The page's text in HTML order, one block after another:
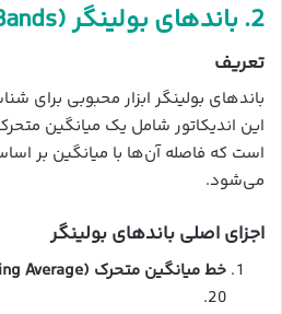
2. باندهای بولینگر (Bollinger Bands)
تعریف
باندهای بولینگر ابزار محبوبی برای
این اندیکاتور شامل یک میانگین
است که فاصله آن‌ها با میانگین بر
می‌شود.
اجزای اصلی باندهای بولینگر
خط میانگین متحرک (Moving Average):
20.